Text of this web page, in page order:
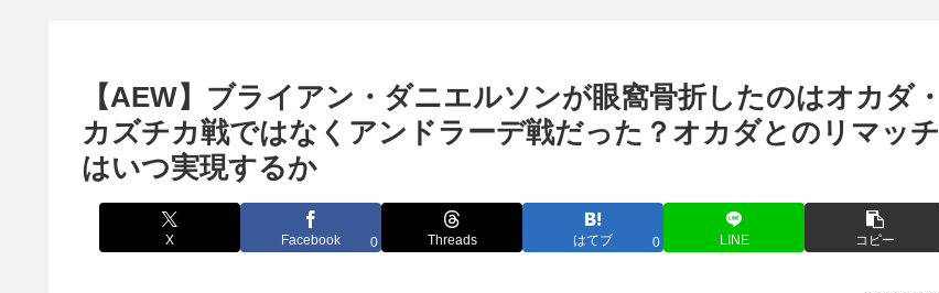
【AEW】ブライアン・ダニエルソンが眼窩骨折したのはオカダ・
カズチカ戦ではなくアンドラーデ戦だった？オカダとのリマッチ
はいつ実現するか
X Facebook 0 Threads はてブ 0 LINE コピー